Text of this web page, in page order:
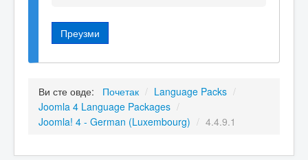
Преузми
Ви сте овде: Почетак / Language Packs /
Joomla 4 Language Packages /
Joomla! 4 - German (Luxembourg) / 4.4.9.1